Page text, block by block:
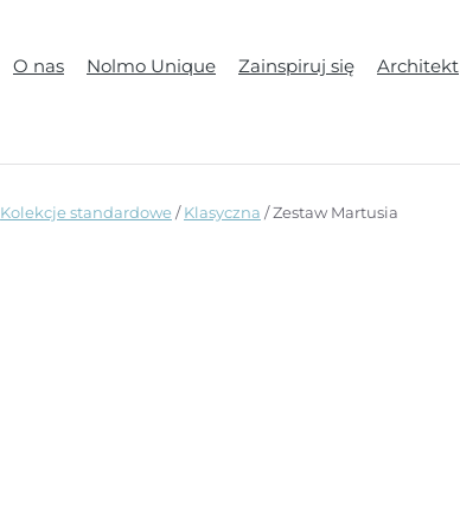
O nas Nolmo Unique Zainspiruj się Architekt
Kolekcje standardowe/Klasyczna / Zestaw Martusia